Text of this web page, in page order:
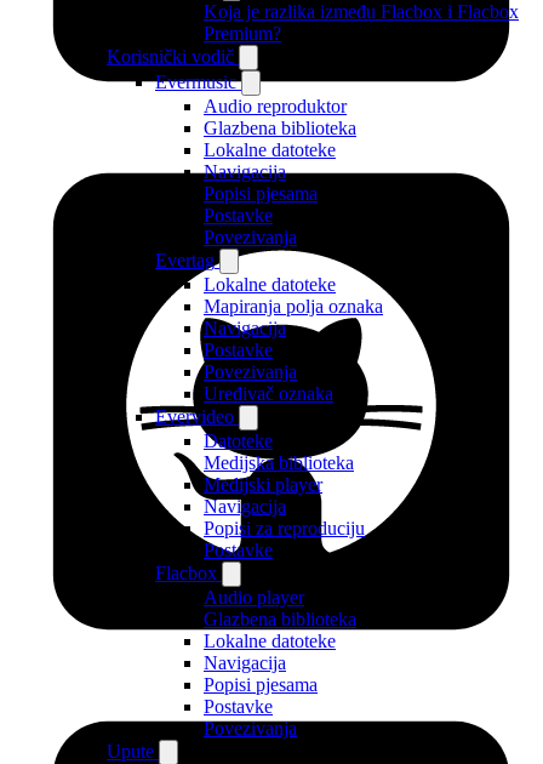
Koja je razlika između Flacbox i Flacbox
Premium?
Korisnički vodič
Evermusic
Audio reproduktor
Glazbena biblioteka
Lokalne datoteke
Navigacija
Popisi pjesama
Postavke
Povezivanja
Evertag
Lokalne datoteke
Mapiranja polja oznaka
Navigacija
Postavke
Povezivanja
Uređivač oznaka
Evervideo
Datoteke
Medijska biblioteka
Medijski player
Navigacija
Popisi za reproduciju
Postavke
Flacbox
Audio player
Glazbena biblioteka
Lokalne datoteke
Navigacija
Popisi pjesama
Postavke
Povezivanja
Upute